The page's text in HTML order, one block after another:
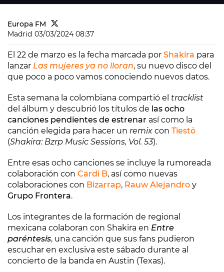
Europa FM
Madrid 03/03/2024 08:37
El 22 de marzo es la fecha marcada por Shakira para
lanzar Las mujeres ya no lloran, su nuevo disco del
que poco a poco vamos conociendo nuevos datos.
Esta semana la colombiana compartió el tracklist
del álbum y descubrió los títulos de las ocho
canciones pendientes de estrenar así como la
canción elegida para hacer un remix con Tiestö
(Shakira: Bzrp Music Sessions, Vol. 53).
Entre esas ocho canciones se incluye la rumoreada
colaboración con Cardi B, así como nuevas
colaboraciones con Bizarrap, Rauw Alejandro y
Grupo Frontera.
Los integrantes de la formación de regional
mexicana colaboran con Shakira en Entre
paréntesis, una canción que sus fans pudieron
escuchar en exclusiva este sábado durante al
concierto de la banda en Austin (Texas).